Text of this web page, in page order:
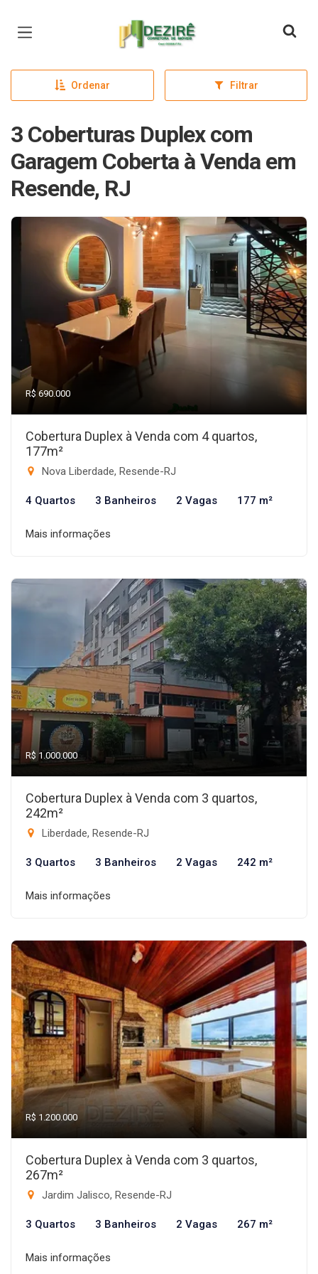
Página inicial
Ordenar Filtrar
3 Coberturas Duplex com
Garagem Coberta à Venda em
Resende, RJ
R$ 690.000
Cobertura Duplex à Venda com 4 quartos,
177m²
Nova Liberdade, Resende-RJ
4 Quartos 3 Banheiros 2 Vagas 177 m²
Mais informações
R$ 1.000.000
Cobertura Duplex à Venda com 3 quartos,
242m²
Liberdade, Resende-RJ
3 Quartos 3 Banheiros 2 Vagas 242 m²
Mais informações
R$ 1.200.000
Cobertura Duplex à Venda com 3 quartos,
267m²
Jardim Jalisco, Resende-RJ
3 Quartos 3 Banheiros 2 Vagas 267 m²
Mais informações